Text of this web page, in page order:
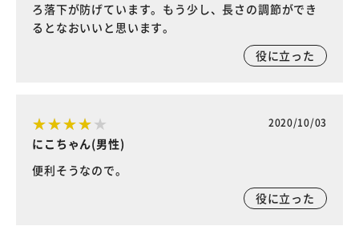
ろ落下が防げています。もう少し、長さの調節ができ
るとなおいいと思います。
役に立った
2020/10/03
にこちゃん(男性)
便利そうなので。
役に立った